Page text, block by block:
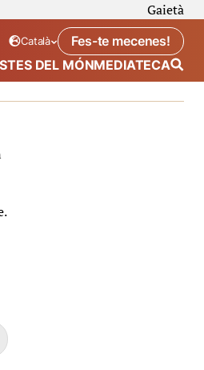
Gaietà
Idioma seleccionat:
Català
. Canviar idiomaFes-te mecenes!
DEL MÓNMEDIATECA